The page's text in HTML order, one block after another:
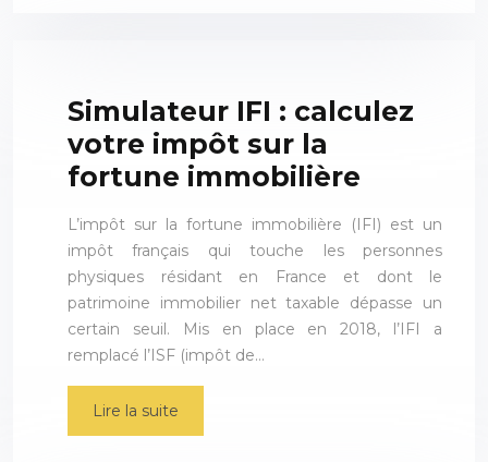
Simulateur IFI : calculez
votre impôt sur la
fortune immobilière
L’impôt sur la fortune immobilière (IFI) est un
impôt français qui touche les personnes
physiques résidant en France et dont le
patrimoine immobilier net taxable dépasse un
certain seuil. Mis en place en 2018, l’IFI a
remplacé l’ISF (impôt de…
Lire la suite